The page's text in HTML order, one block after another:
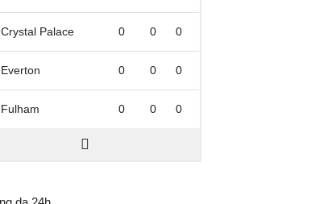
Crystal Palace 0 0 0
Everton 0 0 0
Fulham 0 0 0